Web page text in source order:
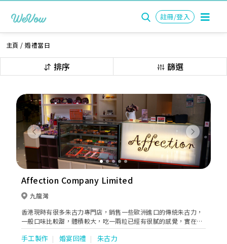
註冊/登入
主頁 /婚禮當日
排序 篩選
Previous Next
Affection Company Limited
九龍灣
香港現時有很多朱古力專門店，銷售一些歐洲進口的傳統朱古力，
一般口味比較甜，體積較大，吃一兩粒已經有很膩的感覺，實在不
適合香港人，尤其是愛纖瘦女孩子。 Affection 是一間潮流手工朱
古力專門店，朱古力是選用歐洲原材料，在香港由一位瑞士籍的朱
手工製作 婚宴回禮 朱古力